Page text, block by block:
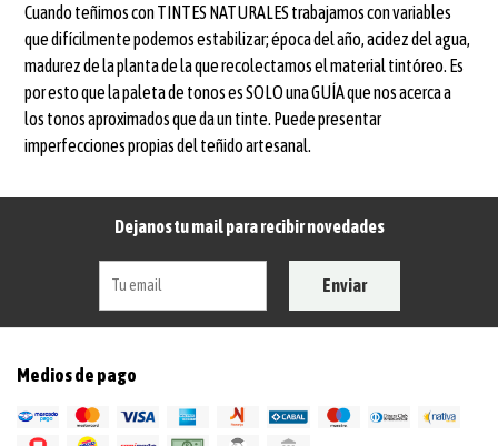
Cuando teñimos con TINTES NATURALES trabajamos con variables
que difícilmente podemos estabilizar; época del año, acidez del agua,
madurez de la planta de la que recolectamos el material tintóreo. Es
por esto que la paleta de tonos es SOLO una GUÍA que nos acerca a
los tonos aproximados que da un tinte. Puede presentar
imperfecciones propias del teñido artesanal.
Dejanos tu mail para recibir novedades
Enviar
Medios de pago